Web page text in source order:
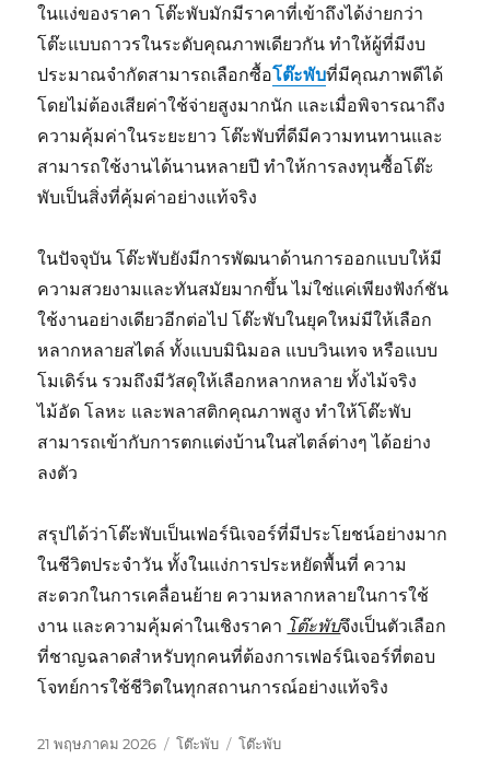
ในแง่ของราคา โต๊ะพับมักมีราคาที่เข้าถึงได้ง่ายกว่า
โต๊ะแบบถาวรในระดับคุณภาพเดียวกัน ทำให้ผู้ที่มีงบ
ประมาณจำกัดสามารถเลือกซื้อโต๊ะพับที่มีคุณภาพดีได้
โดยไม่ต้องเสียค่าใช้จ่ายสูงมากนัก และเมื่อพิจารณาถึง
ความคุ้มค่าในระยะยาว โต๊ะพับที่ดีมีความทนทานและ
สามารถใช้งานได้นานหลายปี ทำให้การลงทุนซื้อโต๊ะ
พับเป็นสิ่งที่คุ้มค่าอย่างแท้จริง
ในปัจจุบัน โต๊ะพับยังมีการพัฒนาด้านการออกแบบให้มี
ความสวยงามและทันสมัยมากขึ้น ไม่ใช่แค่เพียงฟังก์ชัน
ใช้งานอย่างเดียวอีกต่อไป โต๊ะพับในยุคใหม่มีให้เลือก
หลากหลายสไตล์ ทั้งแบบมินิมอล แบบวินเทจ หรือแบบ
โมเดิร์น รวมถึงมีวัสดุให้เลือกหลากหลาย ทั้งไม้จริง
ไม้อัด โลหะ และพลาสติกคุณภาพสูง ทำให้โต๊ะพับ
สามารถเข้ากับการตกแต่งบ้านในสไตล์ต่างๆ ได้อย่าง
ลงตัว
สรุปได้ว่าโต๊ะพับเป็นเฟอร์นิเจอร์ที่มีประโยชน์อย่างมาก
ในชีวิตประจำวัน ทั้งในแง่การประหยัดพื้นที่ ความ
สะดวกในการเคลื่อนย้าย ความหลากหลายในการใช้
งาน และความคุ้มค่าในเชิงราคา โต๊ะพับจึงเป็นตัวเลือก
ที่ชาญฉลาดสำหรับทุกคนที่ต้องการเฟอร์นิเจอร์ที่ตอบ
โจทย์การใช้ชีวิตในทุกสถานการณ์อย่างแท้จริง
เขียน
21 พฤษภาคม 2026
หมวด
โต๊ะพับ
ป้าย
โต๊ะพับ